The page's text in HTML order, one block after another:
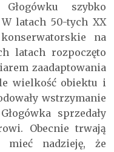
szybko
latach 50-tych XX
na
latach rozpoczęto
zaadaptowania
wielkość obiektu i
wstrzymanie
sprzedały
Obecnie trwają
nadzieję, że